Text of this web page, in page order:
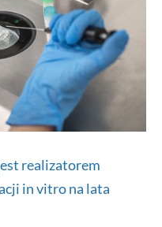
realizatorem
in vitro na lata